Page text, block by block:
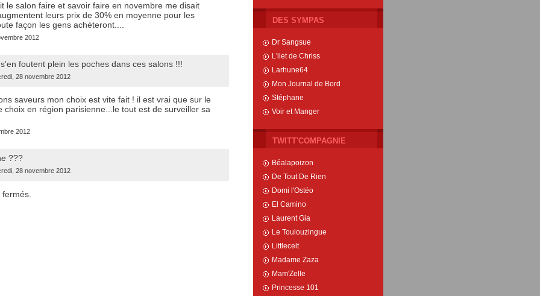
DES SYMPAS
Dr Sangsue
L'ilet de Chriss
Larhune64
Mon Journal de Bord
Stéphane
Voir et Manger
TWITT'COMPAGNIE
Béalapoizon
De Tout De Rien
Domi l'Ostéo
El Camino
Laurent Gia
Le Toulouzingue
Littlecelt
Madame Zaza
Mam'Zelle
Princesse 101
le salon faire et savoir faire en novembre me disait
leurs prix de 30% en moyenne pour les
façon les gens achèteront....
2012
foutent plein les poches dans ces salons !!!
28 novembre 2012
saveurs mon choix est vite fait ! il est vrai que sur le
choix en région parisienne...le tout est de surveiller sa
2012
???
28 novembre 2012